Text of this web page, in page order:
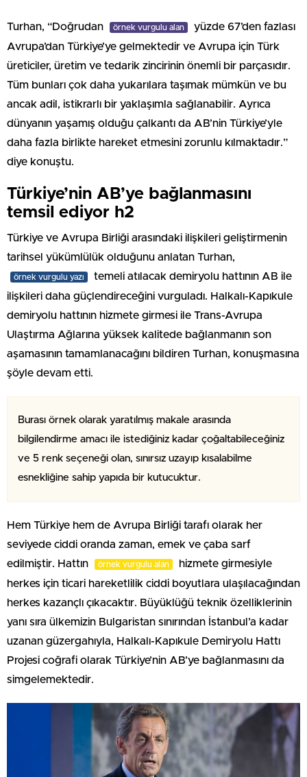
Turhan, “Doğrudan örnek vurgulu alan
yüzde 67’den fazlası
Avrupa’dan Türkiye’ye gelmektedir ve Avrupa için Türk
üreticiler, üretim ve tedarik zincirinin önemli bir parçasıdır.
Tüm bunları çok daha yukarılara taşımak mümkün ve bu
ancak adil, istikrarlı bir yaklaşımla sağlanabilir. Ayrıca
dünyanın yaşamış olduğu çalkantı da AB’nin Türkiye’yle
daha fazla birlikte hareket etmesini zorunlu kılmaktadır.”
diye konuştu.
Türkiye’nin AB’ye bağlanmasını
temsil ediyor h2
Türkiye ve Avrupa Birliği arasındaki ilişkileri geliştirmenin
tarihsel yükümlülük olduğunu anlatan Turhan,
örnek vurgulu yazı
temeli atılacak demiryolu hattının AB ile
ilişkileri daha güçlendireceğini vurguladı. Halkalı-Kapıkule
demiryolu hattının hizmete girmesi ile Trans-Avrupa
Ulaştırma Ağlarına yüksek kalitede bağlanmanın son
aşamasının tamamlanacağını bildiren Turhan, konuşmasına
şöyle devam etti.
Burası örnek olarak yaratılmış makale arasında
bilgilendirme amacı ile istediğiniz kadar çoğaltabileceğiniz
ve 5 renk seçeneği olan, sınırsız uzayıp kısalabilme
esnekliğine sahip yapıda bir kutucuktur.
Hem Türkiye hem de Avrupa Birliği tarafı olarak her
seviyede ciddi oranda zaman, emek ve çaba sarf
edilmiştir. Hattın
örnek vurgulu alan
hizmete girmesiyle
herkes için ticari hareketlilik ciddi boyutlara ulaşılacağından
herkes kazançlı çıkacaktır. Büyüklüğü teknik özelliklerinin
yanı sıra ülkemizin Bulgaristan sınırından İstanbul’a kadar
uzanan güzergahıyla, Halkalı-Kapıkule Demiryolu Hattı
Projesi coğrafi olarak Türkiye’nin AB’ye bağlanmasını da
simgelemektedir.